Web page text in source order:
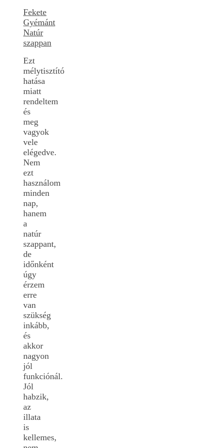
Fekete
Gyémánt
Natúr
szappan
Ezt
mélytisztító
hatása
miatt
rendeltem
és
meg
vagyok
vele
elégedve.
Nem
ezt
használom
minden
nap,
hanem
a
natúr
szappant,
de
időnként
úgy
érzem
erre
van
szükség
inkább,
és
akkor
nagyon
jól
funkciónál.
Jól
habzik,
az
illata
is
kellemes,